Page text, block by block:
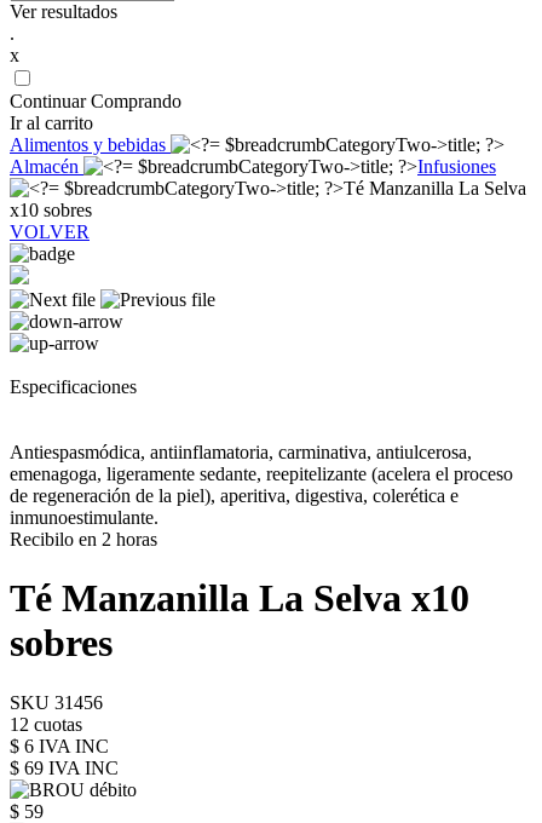
Ver resultados
.
x
Continuar Comprando
Ir al carrito
Alimentos y bebidas
Almacén
Infusiones
Té Manzanilla La Selva
x10 sobres
VOLVER
Especificaciones
Antiespasmódica, antiinflamatoria, carminativa, antiulcerosa,
emenagoga, ligeramente sedante, reepitelizante (acelera el proceso
de regeneración de la piel), aperitiva, digestiva, colerética e
inmunoestimulante.
Recibilo en 2 horas
Té Manzanilla La Selva x10
sobres
SKU 31456
12 cuotas
$ 6 IVA INC
$ 69 IVA INC
$ 59